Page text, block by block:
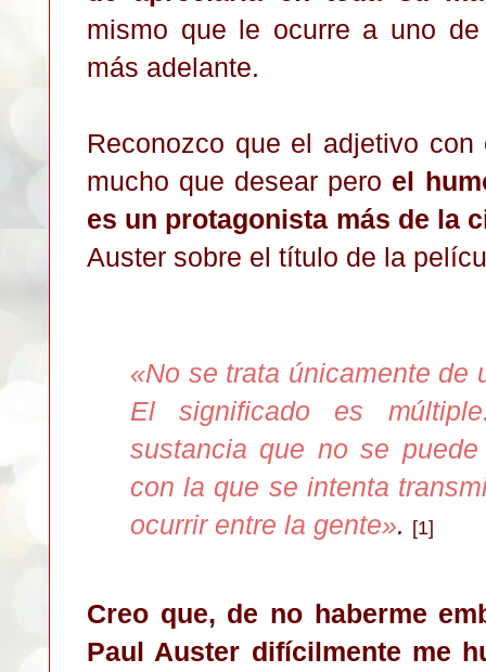
mismo que le ocurre a uno
más adelante.
Reconozco que el adjetivo
mucho que desear pero el
es un protagonista más de la
Auster sobre el título de la
«No se trata únicamente de
El significado es
sustancia que no se
con la que se intenta
ocurrir entre la gente». [1]
Creo que, de no haberme
Paul Auster difícilmente me